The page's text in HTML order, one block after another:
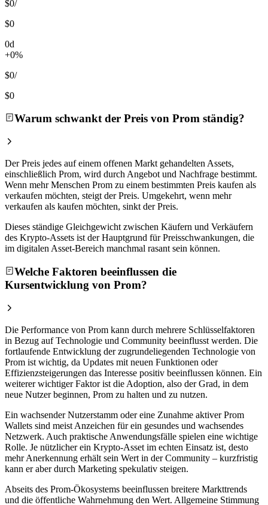
$0/
$0
0d
+0%
$0/
$0
Warum schwankt der Preis von Prom ständig?
Der Preis jedes auf einem offenen Markt gehandelten Assets,
einschließlich Prom, wird durch Angebot und Nachfrage bestimmt.
Wenn mehr Menschen Prom zu einem bestimmten Preis kaufen als
verkaufen möchten, steigt der Preis. Umgekehrt, wenn mehr
verkaufen als kaufen möchten, sinkt der Preis.
Dieses ständige Gleichgewicht zwischen Käufern und Verkäufern
des Krypto-Assets ist der Hauptgrund für Preisschwankungen, die
im digitalen Asset-Bereich manchmal rasant sein können.
Welche Faktoren beeinflussen die
Kursentwicklung von Prom?
Die Performance von Prom kann durch mehrere Schlüsselfaktoren
in Bezug auf Technologie und Community beeinflusst werden. Die
fortlaufende Entwicklung der zugrundeliegenden Technologie von
Prom ist wichtig, da Updates mit neuen Funktionen oder
Effizienzsteigerungen das Interesse positiv beeinflussen können. Ein
weiterer wichtiger Faktor ist die Adoption, also der Grad, in dem
neue Nutzer beginnen, Prom zu halten und zu nutzen.
Ein wachsender Nutzerstamm oder eine Zunahme aktiver Prom
Wallets sind meist Anzeichen für ein gesundes und wachsendes
Netzwerk. Auch praktische Anwendungsfälle spielen eine wichtige
Rolle. Je nützlicher ein Krypto-Asset im echten Einsatz ist, desto
mehr Anerkennung erhält sein Wert in der Community – kurzfristig
kann er aber durch Marketing spekulativ steigen.
Abseits des Prom-Ökosystems beeinflussen breitere Markttrends
und die öffentliche Wahrnehmung den Wert. Allgemeine Stimmung